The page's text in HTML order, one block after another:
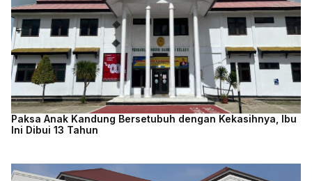
Paksa Anak Kandung Bersetubuh dengan Kekasihnya, Ibu
Ini Dibui 13 Tahun